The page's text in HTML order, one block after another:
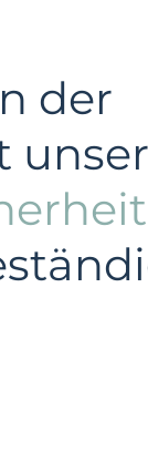
der
unser